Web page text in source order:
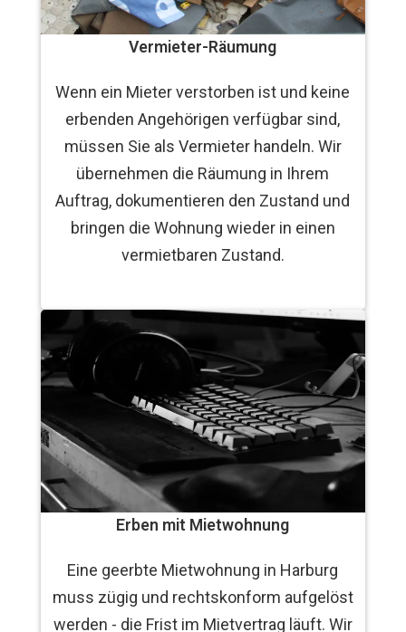
Vermieter-Räumung
Wenn ein Mieter verstorben ist und keine
erbenden Angehörigen verfügbar sind,
müssen Sie als Vermieter handeln. Wir
übernehmen die Räumung in Ihrem
Auftrag, dokumentieren den Zustand und
bringen die Wohnung wieder in einen
vermietbaren Zustand.
Erben mit Mietwohnung
Eine geerbte Mietwohnung in Harburg
muss zügig und rechtskonform aufgelöst
werden - die Frist im Mietvertrag läuft. Wir